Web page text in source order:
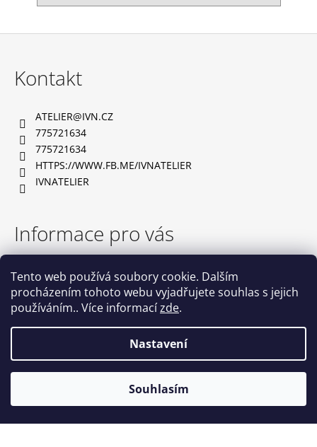
Tento web používá soubory cookie. Dalším
procházením tohoto webu vyjadřujete souhlas s jejich
používáním.. Více informacízde.
Nastavení
Souhlasím
Kontakt
ATELIER@IVN.CZ
775721634
775721634
HTTPS://WWW.FB.ME/IVNATELIER
IVNATELIER
Informace pro vás
TABULKA VELIKOSTÍ
OBCHODNÍ PODMÍNKY
PODMÍNKY OCHRANY OSOBNÍCH ÚDAJŮ
Vytvořil Shoptet
Copyright 2026IVN atelier. Všechna práva vyhrazena.